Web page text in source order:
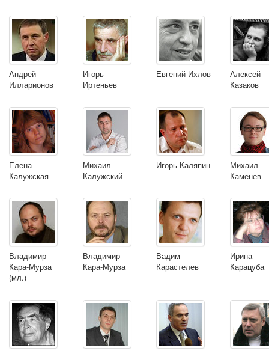
Андрей
Илларионов
Игорь
Иртеньев
Евгений Ихлов
Алексей
Казаков
Елена
Калужская
Михаил
Калужский
Игорь Каляпин
Михаил
Каменев
Владимир
Кара-Мурза
(мл.)
Владимир
Кара-Мурза
Вадим
Карастелев
Ирина
Карацуба